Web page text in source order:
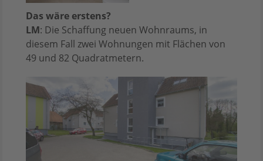
Das wäre erstens?
LM: Die Schaffung neuen Wohnraums, in
diesem Fall zwei Wohnungen mit Flächen von
49 und 82 Quadratmetern.